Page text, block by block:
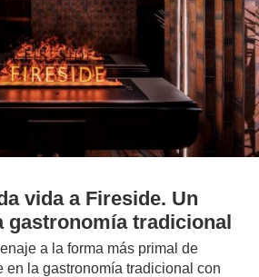
vida a Fireside. Un
gastronomía tradicional
a la forma más primal de
en la gastronomía tradicional con